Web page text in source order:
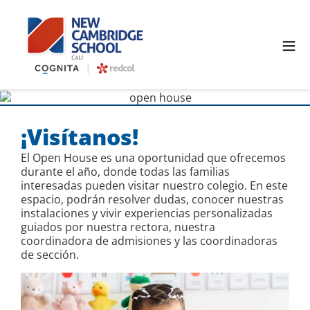
≡
¡Visítanos!
El Open House es una oportunidad que ofrecemos
durante el año, donde todas las familias
interesadas pueden visitar nuestro colegio. En este
espacio, podrán resolver dudas, conocer nuestras
instalaciones y vivir experiencias personalizadas
guiados por nuestra rectora, nuestra
coordinadora de admisiones y las coordinadoras
de sección.